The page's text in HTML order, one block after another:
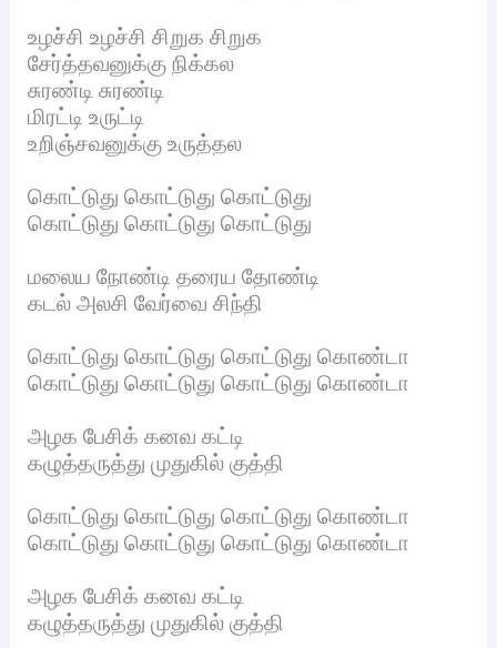
உழச்சி உழச்சி சிறுக சிறுக
சேர்த்தவனுக்கு நிக்கல
சுரண்டி சுரண்டி
மிரட்டி உருட்டி
உறிஞ்சவனுக்கு உருத்தல
கொட்டுது கொட்டுது கொட்டுது
கொட்டுது கொட்டுது கொட்டுது
மலைய நோண்டி தரைய தோண்டி
கடல் அலசி வேர்வை சிந்தி
கொட்டுது கொட்டுது கொட்டுது கொண்டா
கொட்டுது கொட்டுது கொட்டுது கொண்டா
அழக பேசிக் கனவ கட்டி
கழுத்தருத்து முதுகில் குத்தி
கொட்டுது கொட்டுது கொட்டுது கொண்டா
கொட்டுது கொட்டுது கொட்டுது கொண்டா
அழக பேசிக் கனவ கட்டி
கழுத்தருத்து முதுகில் குத்தி